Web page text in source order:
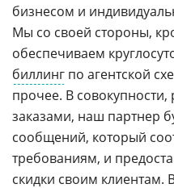
бизнесом и
Мы со своей стороны,
обеспечиваем
биллинг по агентской
прочее. В
заказами, наш партнер
сообщений, который
требованиям, и
скидки своим клиентам.